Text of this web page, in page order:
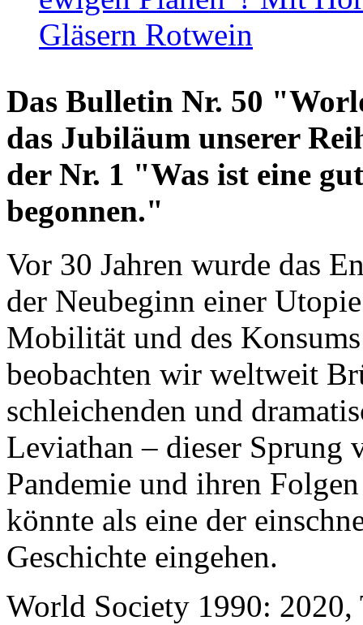
Gläsern Rotwein
Das Bulletin Nr. 50
das Jubiläum unserer
der Nr. 1 "Was ist eine
begonnen."
Vor 30 Jahren wurde das
der Neubeginn einer
Mobilität und des
beobachten wir weltweit
schleichenden und
Leviathan – dieser Sprung
Pandemie und ihren
könnte als eine der
Geschichte eingehen.
World Society 1990: 2020,